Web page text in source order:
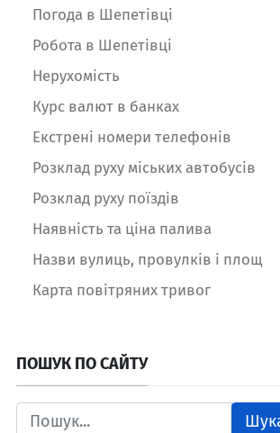
Погода в Шепетівці
Робота в Шепетівці
Нерухомість
Курс валют в банках
Екстрені номери телефонів
Розклад руху міських автобусів
Розклад руху поїздів
Наявність та ціна палива
Назви вулиць, провулків і площ
Карта повітряних тривог
ПОШУК ПО САЙТУ